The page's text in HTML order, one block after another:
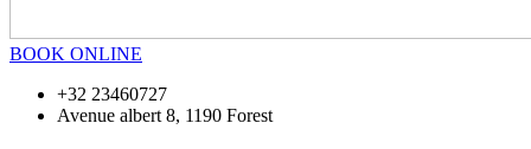
BOOK ONLINE
+32 23460727
Avenue albert 8, 1190 Forest